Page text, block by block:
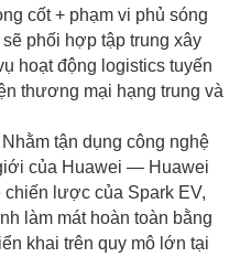
cốt + phạm vi phủ sóng
phối hợp tập trung xây
hoạt động logistics tuyến
thương mại hạng trung và
tận dụng công nghệ
của Huawei — Huawei
chiến lược của Spark EV,
làm mát hoàn toàn bằng
khai trên quy mô lớn tại